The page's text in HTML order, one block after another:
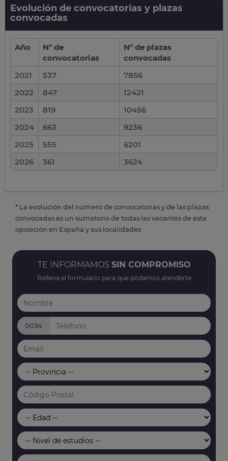
Evolución de convocatorias y plazas
convocadas
Año
Nº de
convocatorias
Nº de plazas
convocadas
2021
537
7856
2022
847
12421
2023
819
10456
2024
663
9236
2025
555
6201
2026
361 3624
* La evolución del número de convocatorias y de las plazas
convocadas es un sumatorio de todas las vacantes de esta
oposición en España y sus localidades
TE INFORMAMOS SIN COMPROMISO
Rellena el formulario para que podamos atenderte
0034